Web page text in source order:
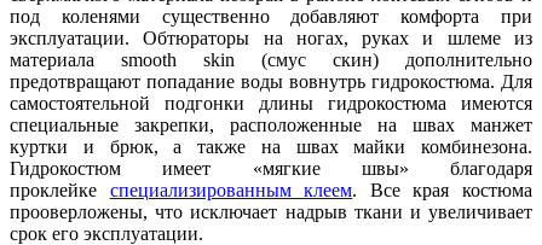
под коленями существенно добавляют комфорта при
эксплуатации. Обтюраторы на ногах, руках и шлеме из
материала smooth skin (смус скин) дополнительно
предотвращают попадание воды вовнутрь гидрокостюма. Для
самостоятельной подгонки длины гидрокостюма имеются
специальные закрепки, расположенные на швах манжет
куртки и брюк, а также на швах майки комбинезона.
Гидрокостюм имеет «мягкие швы» благодаря
проклейке специализированным клеем. Все края костюма
прооверложены, что исключает надрыв ткани и увеличивает
срок его эксплуатации.